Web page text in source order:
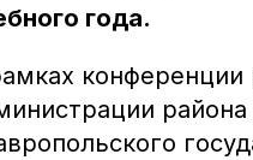
года.
конференции